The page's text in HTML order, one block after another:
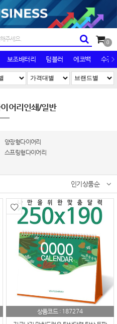
0
보조배터리 텀블러 에코백 수건/
어리인쇄/일반
양장형다이어리
스프링형다이어리
인기상품순
상품코드 : 187274